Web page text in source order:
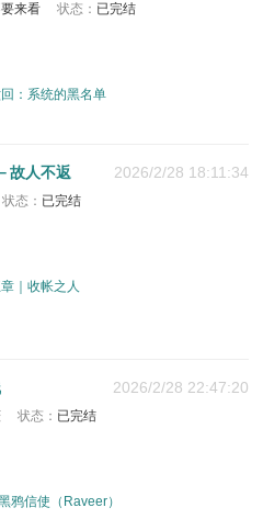
来看 状态： 已完结
：系统的黑名单
2026/2/28 18:11:34
故人不返
状态： 已完结
｜收帐之人
2026/2/28 22:47:20
状态： 已完结
鸦信使（Raveer）